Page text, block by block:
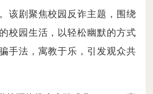
该剧聚焦校园反诈主题，围绕
校园生活，以轻松幽默的方式
手法，寓教于乐，引发观众共